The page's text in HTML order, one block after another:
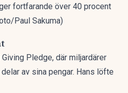
fortfarande över 40 procent
Paul Sakuma)
Pledge, där miljardärer
av sina pengar. Hans löfte